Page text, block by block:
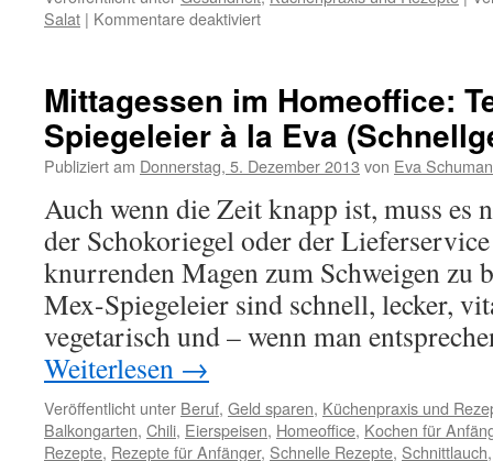
Salat | Kommentare deaktiviert
Mittagessen im Homeoffice:
Spiegeleier à la Eva
Publiziert am Donnerstag, 5. Dezember 2013 von Eva
Auch wenn die Zeit knapp ist, muss es
der Schokoriegel oder der
knurrenden Magen zum Schweigen zu
Mex-Spiegeleier sind schnell, lecker,
vegetarisch und – wenn man
Weiterlesen →
Veröffentlicht unter Beruf, Geld sparen, Küchenpraxis und
Balkongarten, Chili, Eierspeisen, Homeoffice, Kochen für
Rezepte, Rezepte für Anfänger, Schnelle Rezepte, Schnittlauch